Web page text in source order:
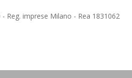
Reg. imprese Milano - Rea 1831062